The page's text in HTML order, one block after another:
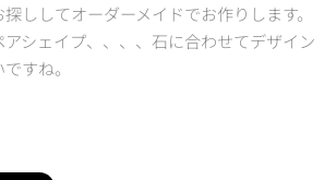
ししてオーダーメイドでお作りします。
シェイプ、、、、石に合わせてデザイン
すね。